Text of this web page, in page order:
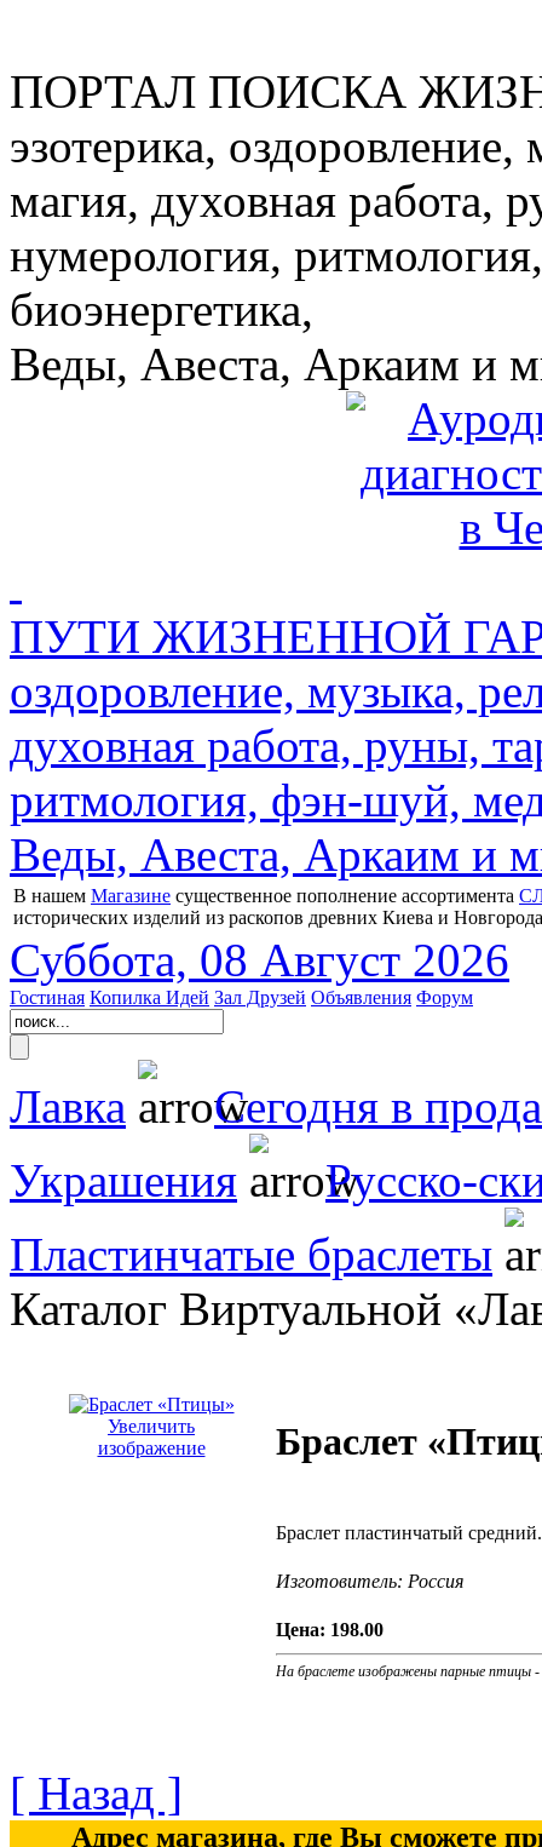
ПОРТАЛ ПОИСКА
эзотерика,
магия, духовная работа,
нумерология,
биоэнергетика,
Веды, Авеста, Аркаим и
ПУТИ ЖИЗНЕННОЙ
оздоровление, музыка,
духовная работа, руны,
ритмология, фэн-шуй,
Веды, Авеста, Аркаим и
В нашем Магазине существенное пополнение ассортимента
исторических изделий из раскопов древних Киева и
Суббота, 08 Август 2026
Гостиная Копилка Идей Зал Друзей Объявления Форум
Лавка
Сегодня в
Украшения
Русско-
Пластинчатые браслеты
Каталог Виртуальной
Увеличить
изображение
Браслет
Браслет пластинчатый
Изготовитель: Россия
Цена: 198.00
На браслете изображены парные птицы
[ Назад ]
Адрес магазина, где Вы сможете